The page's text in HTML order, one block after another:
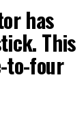
has
This
to-four